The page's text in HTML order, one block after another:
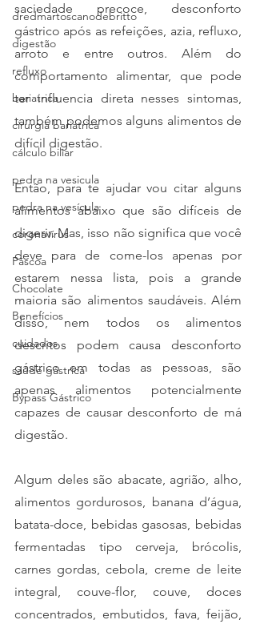
dredmartoscanodebritto
digestão
refluxo
bariatrica
cirurgia bariatrica
cálculo biliar
pedra na vesicula
pedra na vesícula
coronavírus
Páscoa
Chocolate
Benefícios
cuidados
saúde gástrica
Bypass Gástrico
saciedade precoce, desconforto
gástrico após as refeições, azia, refluxo,
arroto e entre outros. Além do
comportamento alimentar, que pode
ter influencia direta nesses sintomas,
também podemos alguns alimentos de
difícil digestão.
Então, para te ajudar vou citar alguns
alimentos abaixo que são difíceis de
digerir. Mas, isso não significa que você
deve para de come-los apenas por
estarem nessa lista, pois a grande
maioria são alimentos saudáveis. Além
disso, nem todos os alimentos
descritos podem causa desconforto
gástrico em todas as pessoas, são
apenas alimentos potencialmente
capazes de causar desconforto de má
digestão.
Algum deles são abacate, agrião, alho,
alimentos gordurosos, banana d’água,
batata-doce, bebidas gasosas, bebidas
fermentadas tipo cerveja, brócolis,
carnes gordas, cebola, creme de leite
integral, couve-flor, couve, doces
concentrados, embutidos, fava, feijão,